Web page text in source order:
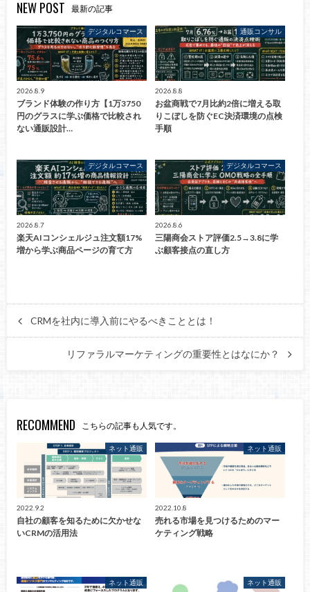
NEW POST 最新の記事
デジタルコマース
2026.8.9
ブランド体験の作り方【1万3750
円のグラスに学ぶ価格で比較され
ない通販設計…
通販コンサル
2026.8.8
お盆商戦で7月比約2倍に増える取
りこぼしを防ぐEC決済環境の点検
手順
デジタルコマース
2026.8.7
楽天AIコンシェルジュ注文額17%
増から学ぶ商品ページの育て方
デジタルコマース
2026.8.6
三陽商会ストア評価2.5→3.8に学
ぶ顧客接点の直し方
CRMを社内に導入前にやるべきこととは！
リファラルマーケティングの重要性とはなにか？
RECOMMEND こちらの記事も人気です。
ネット通販
2022.9.2
自社の顧客を知るために欠かせな
いCRMの活用法
ネット通販
2022.10.8
売れる市場を見つけるためのマー
ケティング戦略
ネット通販 ネット通販